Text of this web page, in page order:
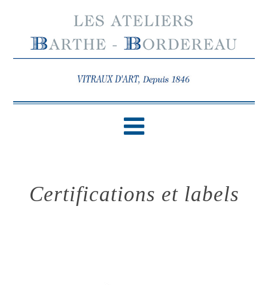
Certifications et labels